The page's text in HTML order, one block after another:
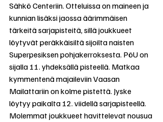
Sähkö Centeriin. Otteluissa on maineen ja
kunnian lisäksi jaossa äärimmäisen
tärkeitä sarjapisteitä, sillä joukkueet
löytyvät peräkkäisiltä sijoilta naisten
Superpesiksen pohjakerroksesta. PöU on
sijalla 11. yhdeksällä pisteellä. Matkaa
kymmentenä majaileviin Vaasan
Mailattariin on kolme pistettä. Jyske
löytyy paikalta 12. viidellä sarjapisteellä.
Molemmat joukkueet havittelevat nousua